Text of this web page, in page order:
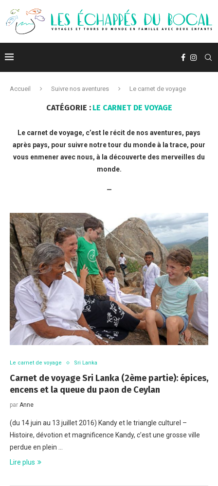
Accueil Suivre nos aventures Le carnet de voyage
CATÉGORIE : LE CARNET DE VOYAGE
Le carnet de voyage, c’est le récit de nos aventures, pays
après pays, pour suivre notre tour du monde à la trace, pour
vous enmener avec nous, à la découverte des merveilles du
monde.
—
Le carnet de voyage Sri Lanka
Carnet de voyage Sri Lanka (2ème partie): épices,
encens et la queue du paon de Ceylan
par Anne
(du 14 juin au 13 juillet 2016) Kandy et le triangle culturel –
Histoire, dévotion et magnificence Kandy, c’est une grosse ville
perdue en plein …
Lire plus